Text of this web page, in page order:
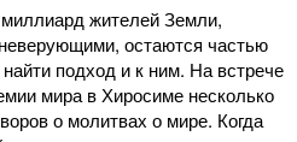
жителей Земли,
остаются частью
подход и к ним. На встрече
мира в Хиросиме несколько
о молитвах о мире. Когда